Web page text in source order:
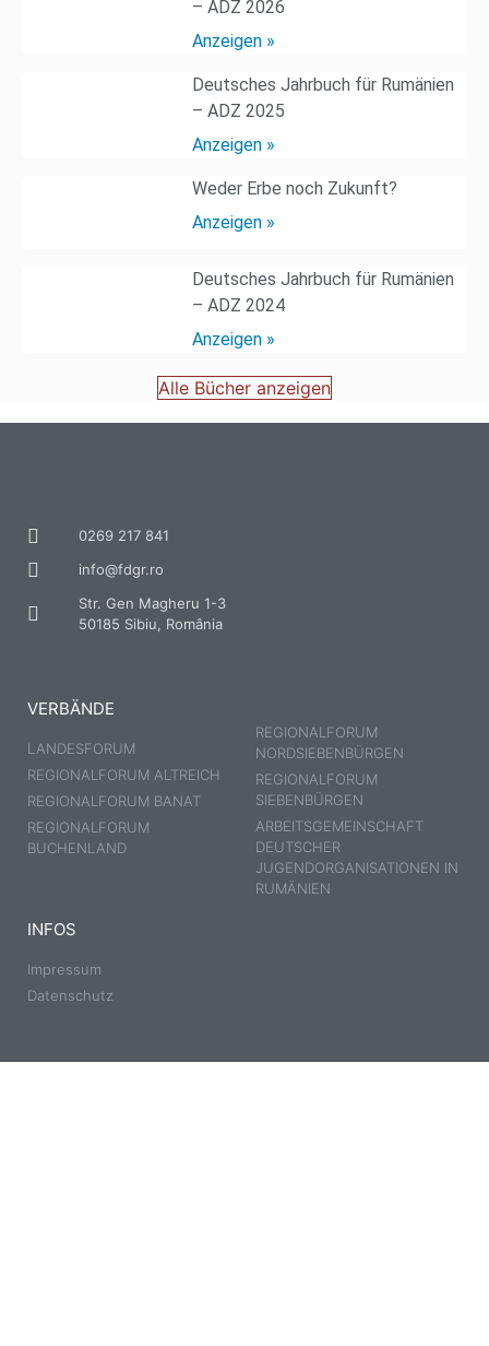
– ADZ 2026
Anzeigen »
Deutsches Jahrbuch für Rumänien
– ADZ 2025
Anzeigen »
Weder Erbe noch Zukunft?
Anzeigen »
Deutsches Jahrbuch für Rumänien
– ADZ 2024
Anzeigen »
Alle Bücher anzeigen
0269 217 841
info@fdgr.ro
Str. Gen Magheru 1-3
50185 Sibiu, România
VERBÄNDE
LANDESFORUM
REGIONALFORUM ALTREICH
REGIONALFORUM BANAT
REGIONALFORUM
BUCHENLAND
REGIONALFORUM
NORDSIEBENBÜRGEN
REGIONALFORUM
SIEBENBÜRGEN
ARBEITSGEMEINSCHAFT
DEUTSCHER
JUGENDORGANISATIONEN IN
RUMÄNIEN
INFOS
Impressum
Datenschutz